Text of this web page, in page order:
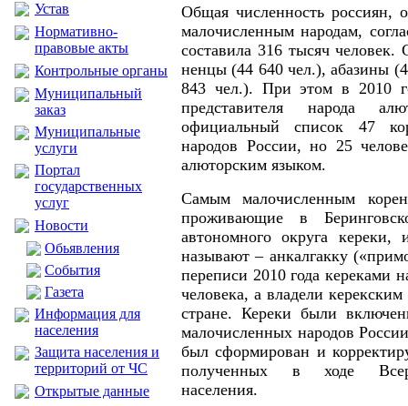
Устав
Нормативно-
правовые акты
Контрольные органы
Муниципальный
заказ
Муниципальные
услуги
Портал
государственных
услуг
Новости
Обьявления
События
Газета
Информация для
населения
Защита населения и
территорий от ЧС
Открытые данные
Общая численность россиян,
малочисленным народам,
составила 316 тысяч
ненцы (44 640 чел.), абазины
843 чел.). При этом в 2010
представителя народа
официальный список 47
народов России, но 25
алюторским языком.
Самым малочисленным
проживающие в
автономного округа
называют – анкалгакку
переписи 2010 года кереками
человека, а владели
стране. Кереки были
малочисленных народов
был сформирован и
полученных в ходе
населения.